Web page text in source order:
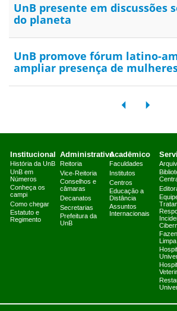
UnB presente em discussões
do planeta
UnB promove fórum latino-
ampliar presença de mulheres
Institucional
História da UnB
UnB em
Números
Conheça os
campi
Como chegar
Estatuto e
Regimento
Administrativo
Reitoria
Vice-Reitoria
Conselhos e
câmaras
Decanatos
Secretarias
Prefeitura da
UnB
Acadêmico
Faculdades
Institutos
Centros
Educação a
Distância
Assuntos
Internacionais
Limpa